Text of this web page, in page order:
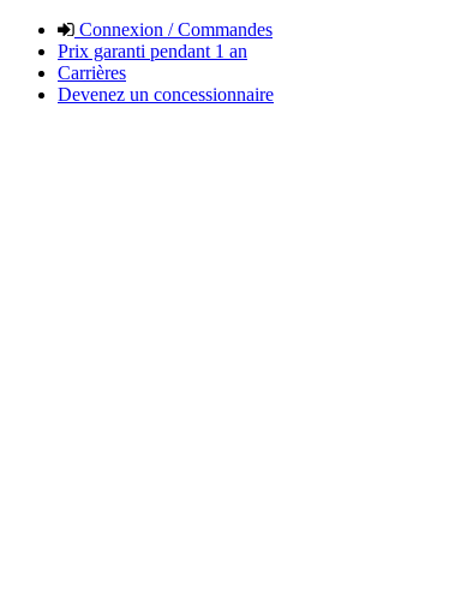
Connexion / Commandes
Prix garanti pendant 1 an
Carrières
Devenez un concessionnaire